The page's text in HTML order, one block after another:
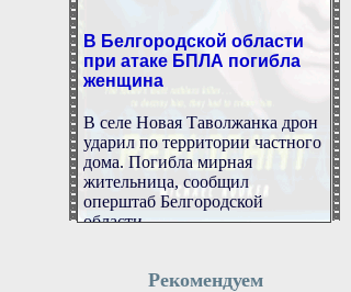
В Белгородской области
при атаке БПЛА погибла
женщина
В селе Новая Таволжанка дрон
ударил по территории частного
дома. Погибла мирная
жительница, сообщил
оперштаб Белгородской
области.
Рекомендуем